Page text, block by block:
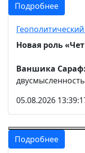
Подробнее
Новая роль
Ваншика Сараф:
05.08.2026
Подробнее